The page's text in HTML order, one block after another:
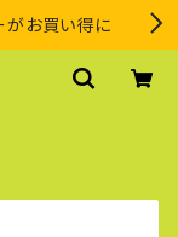
がお買い得に